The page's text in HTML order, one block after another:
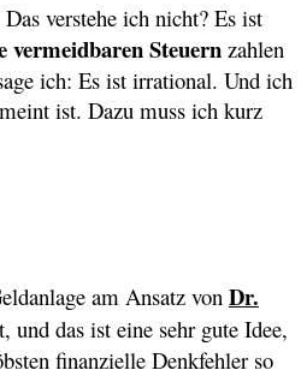
verstehe ich nicht? Es ist
vermeidbaren Steuern zahlen
ich: Es ist irrational. Und ich
ist. Dazu muss ich kurz
am Ansatz von Dr.
und das ist eine sehr gute Idee,
finanzielle Denkfehler so